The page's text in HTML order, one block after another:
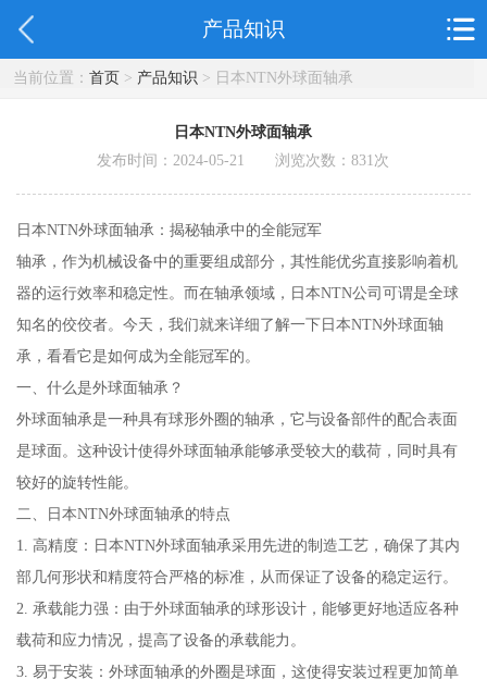
产品知识
当前位置： 首页> 产品知识 > 日本NTN外球面轴承
日本NTN外球面轴承
发布时间：2024-05-21 浏览次数：831次
日本NTN外球面轴承：揭秘轴承中的全能冠军
轴承，作为机械设备中的重要组成部分，其性能优劣直接影响着机
器的运行效率和稳定性。而在轴承领域，日本NTN公司可谓是全球
知名的佼佼者。今天，我们就来详细了解一下日本NTN外球面轴
承，看看它是如何成为全能冠军的。
一、什么是外球面轴承？
外球面轴承是一种具有球形外圈的轴承，它与设备部件的配合表面
是球面。这种设计使得外球面轴承能够承受较大的载荷，同时具有
较好的旋转性能。
二、日本NTN外球面轴承的特点
1. 高精度：日本NTN外球面轴承采用先进的制造工艺，确保了其内
部几何形状和精度符合严格的标准，从而保证了设备的稳定运行。
2. 承载能力强：由于外球面轴承的球形设计，能够更好地适应各种
载荷和应力情况，提高了设备的承载能力。
3. 易于安装：外球面轴承的外圈是球面，这使得安装过程更加简单